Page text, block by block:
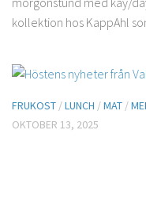
kollektion hos KappAhl
FRUKOST /LUNCH /MAT /
OKTOBER 13, 2025